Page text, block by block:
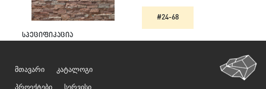
#24-68
სპეციფიკაცია
მთავარი
კატალოგი
პროექტები
სერვისი